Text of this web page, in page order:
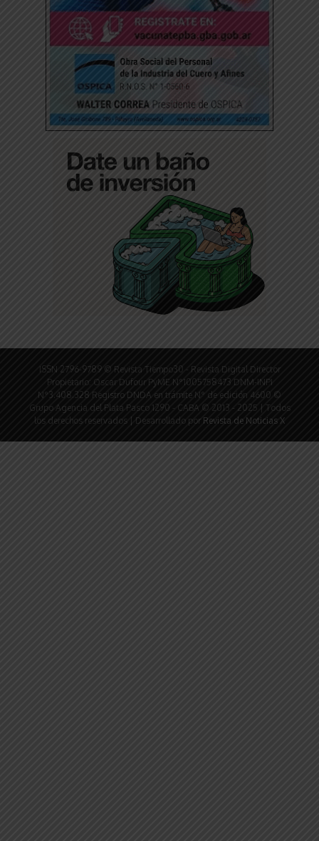
ISSN 2796-9789 © Revista Tiempo30 - Revista Digital Director
Propietario: Oscar Dufour PyME N°1005758473 DNM-INPI
N°3.408.328 Registro DNDA en trámite N° de edición 4600 ©
Grupo Agencia del Plata Pasco 1290 - CABA © 2013 - 2025 | Todos
los derechos reservados | Desarrollado por Revista de Noticias X